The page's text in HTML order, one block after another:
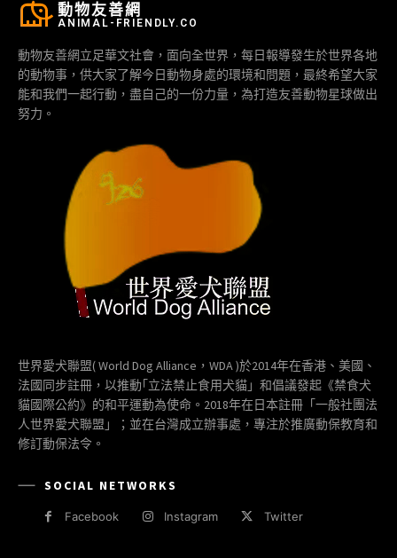
動物友善網
ANIMAL-FRIENDLY.CO
動物友善網立足華文社會，面向全世界，每日報導發生於世界各地
的動物事，供大家了解今日動物身處的環境和問題，最終希望大家
能和我們一起行動，盡自己的一份力量，為打造友善動物星球做出
努力。
世界愛犬聯盟( World Dog Alliance，WDA )於2014年在香港、美國、
法國同步註冊，以推動｢立法禁止食用犬貓」和倡議發起《禁食犬
貓國際公約》的和平運動為使命。2018年在日本註冊「一般社團法
人世界愛犬聯盟」；並在台灣成立辦事處，專注於推廣動保教育和
修訂動保法令。
SOCIAL NETWORKS
Facebook Instagram Twitter